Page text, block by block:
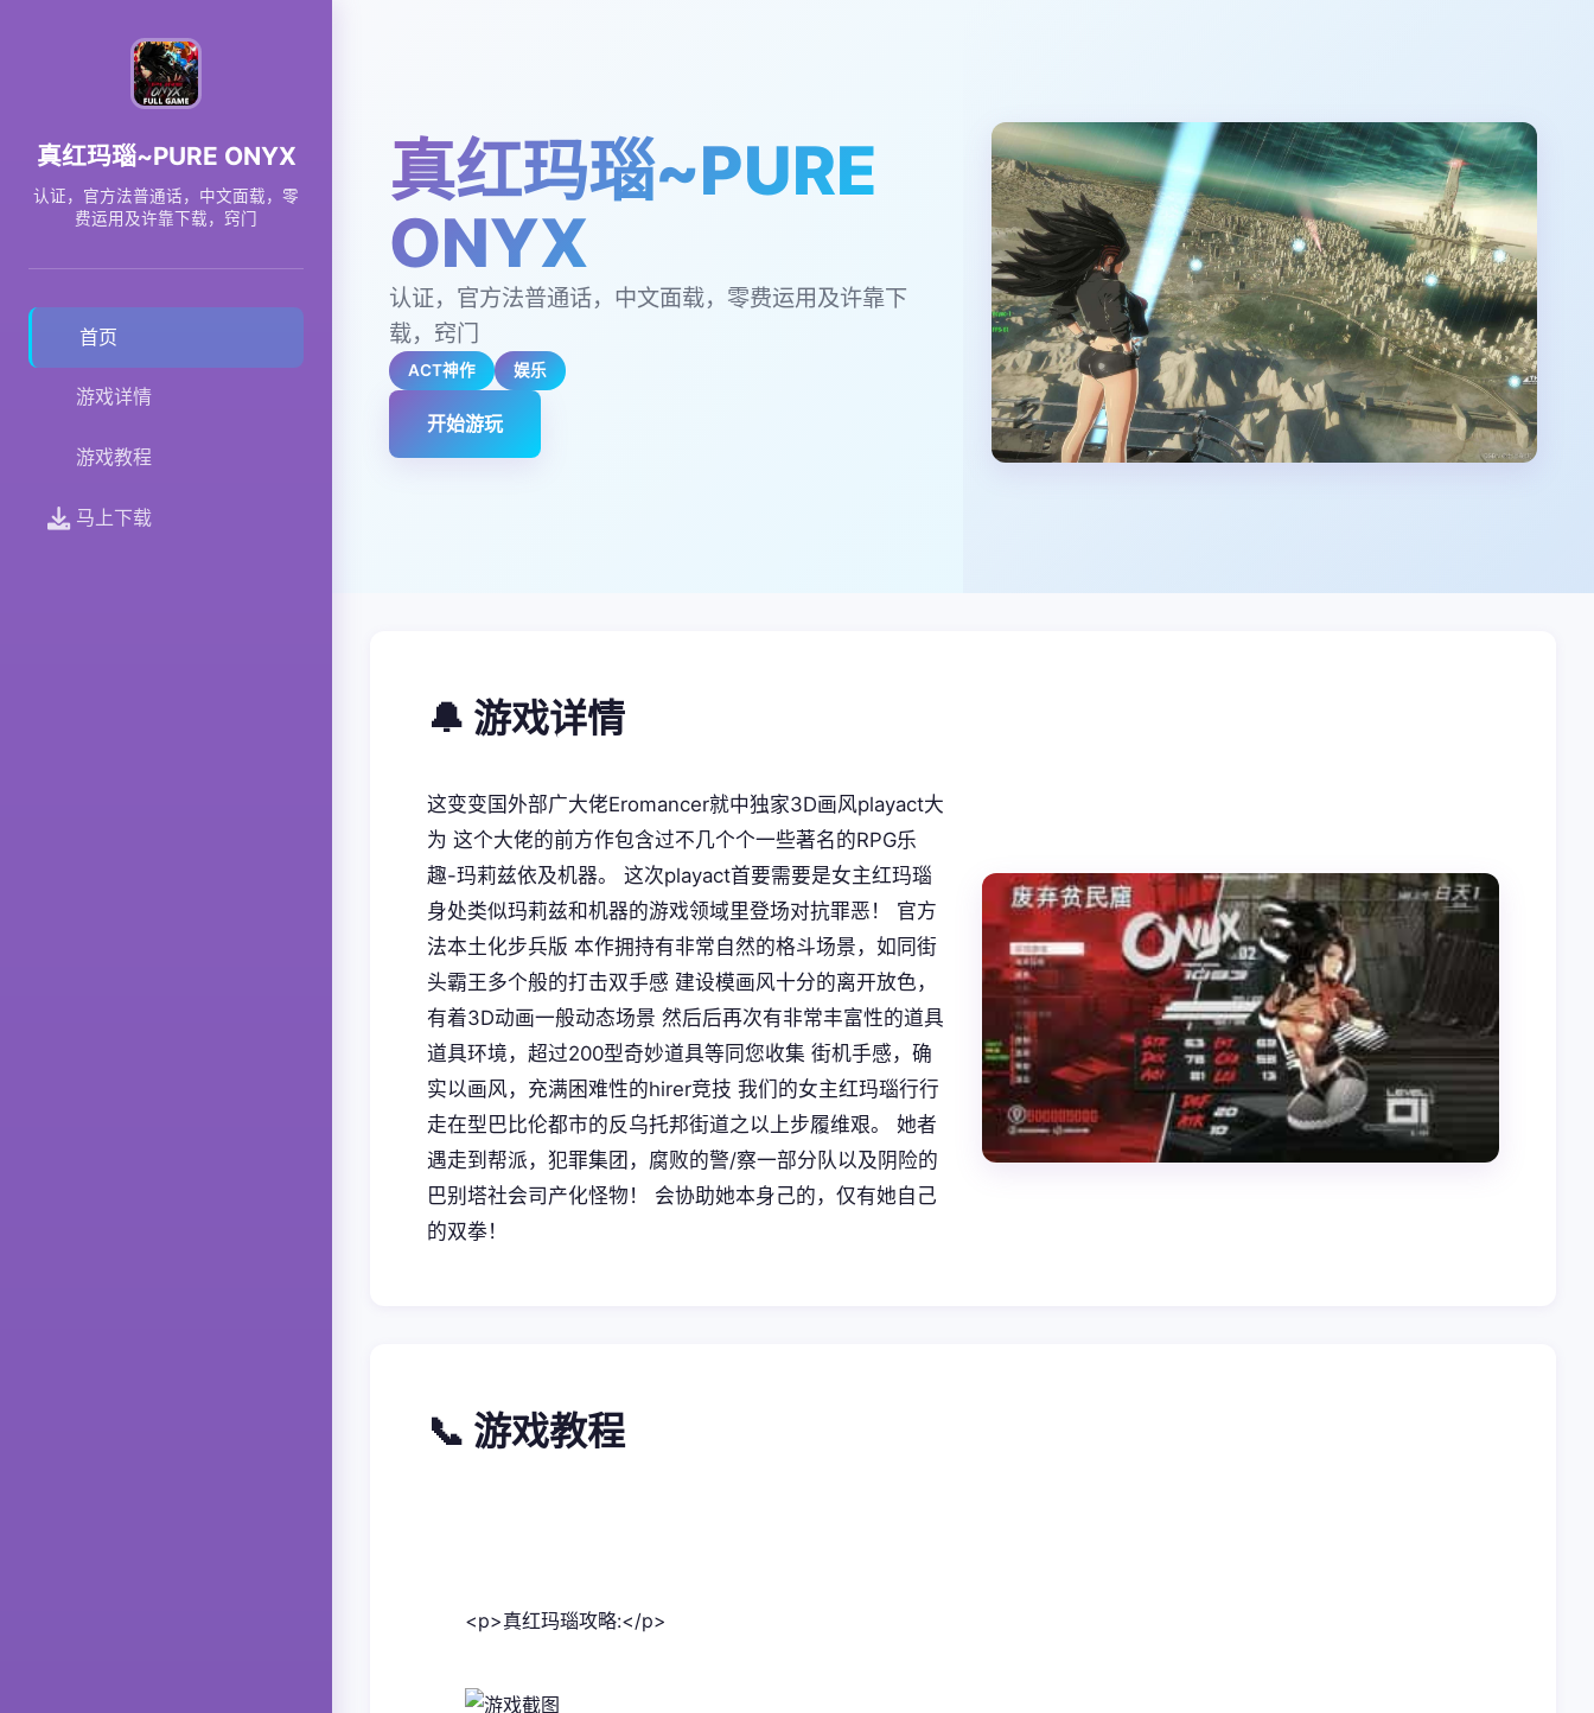
真红玛瑙~PURE ONYX
认证，官方法普通话，中文面载，零
费运用及许靠下载，窍门
首页
游戏详情
游戏教程
马上下载
真红玛瑙~PURE
ONYX
认证，官方法普通话，中文面载，零费运用及许靠下
载，窍门
ACT神作 娱乐
开始游玩
🔔 游戏详情
这变变国外部广大佬Eromancer就中独家3D画风playact大
为 这个大佬的前方作包含过不几个个一些著名的RPG乐
趣-玛莉兹依及机器。 这次playact首要需要是女主红玛瑙
身处类似玛莉兹和机器的游戏领域里登场对抗罪恶！ 官方
法本土化步兵版 本作拥持有非常自然的格斗场景，如同街
头霸王多个般的打击双手感 建设模画风十分的离开放色，
有着3D动画一般动态场景 然后后再次有非常丰富性的道具
道具环境，超过200型奇妙道具等同您收集 街机手感，确
实以画风，充满困难性的hirer竞技 我们的女主红玛瑙行行
走在型巴比伦都市的反乌托邦街道之以上步履维艰。 她者
遇走到帮派，犯罪集团，腐败的警/察一部分队以及阴险的
巴别塔社会司产化怪物！ 会协助她本身己的，仅有她自己
的双拳！
📞 游戏教程
<p>真红玛瑙攻略:</p>